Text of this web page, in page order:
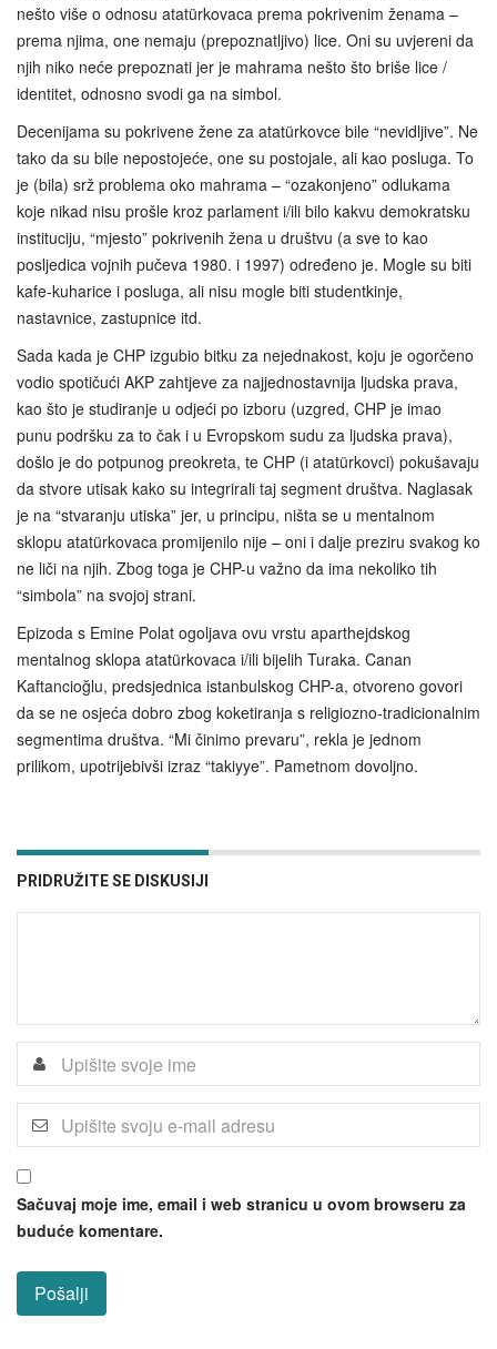
nešto više o odnosu atatürkovaca prema pokrivenim ženama –
prema njima, one nemaju (prepoznatljivo) lice. Oni su uvjereni da
njih niko neće prepoznati jer je mahrama nešto što briše lice /
identitet, odnosno svodi ga na simbol.
Decenijama su pokrivene žene za atatürkovce bile “nevidljive”. Ne
tako da su bile nepostojeće, one su postojale, ali kao posluga. To
je (bila) srž problema oko mahrama – “ozakonjeno” odlukama
koje nikad nisu prošle kroz parlament i/ili bilo kakvu demokratsku
instituciju, “mjesto” pokrivenih žena u društvu (a sve to kao
posljedica vojnih pučeva 1980. i 1997) određeno je. Mogle su biti
kafe-kuharice i posluga, ali nisu mogle biti studentkinje,
nastavnice, zastupnice itd.
Sada kada je CHP izgubio bitku za nejednakost, koju je ogorčeno
vodio spotičući AKP zahtjeve za najjednostavnija ljudska prava,
kao što je studiranje u odjeći po izboru (uzgred, CHP je imao
punu podršku za to čak i u Evropskom sudu za ljudska prava),
došlo je do potpunog preokreta, te CHP (i atatürkovci) pokušavaju
da stvore utisak kako su integrirali taj segment društva. Naglasak
je na “stvaranju utiska” jer, u principu, ništa se u mentalnom
sklopu atatürkovaca promijenilo nije – oni i dalje preziru svakog ko
ne liči na njih. Zbog toga je CHP-u važno da ima nekoliko tih
“simbola” na svojoj strani.
Epizoda s Emine Polat ogoljava ovu vrstu aparthejdskog
mentalnog sklopa atatürkovaca i/ili bijelih Turaka. Canan
Kaftancioğlu, predsjednica istanbulskog CHP-a, otvoreno govori
da se ne osjeća dobro zbog koketiranja s religiozno-tradicionalnim
segmentima društva. “Mi činimo prevaru”, rekla je jednom
prilikom, upotrijebivši izraz “takiyye”. Pametnom dovoljno.
PRIDRUŽITE SE DISKUSIJI
Sačuvaj moje ime, email i web stranicu u ovom browseru za
buduće komentare.